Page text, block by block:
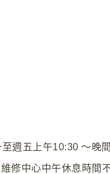
週五上午10:30 ～晚
修中心中午休息時間